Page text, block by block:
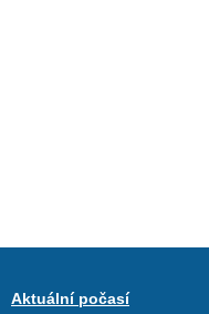
Aktuální počasí